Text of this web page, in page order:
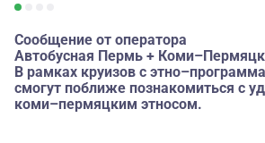
Сообщение от оператора
Автобусная Пермь +
В рамках круизов с
смогут поближе познакомиться с
коми–пермяцким этносом.